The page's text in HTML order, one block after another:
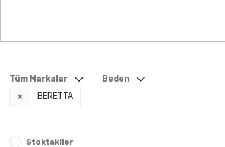
Tüm Markalar
Beden
BERETTA
Stoktakiler